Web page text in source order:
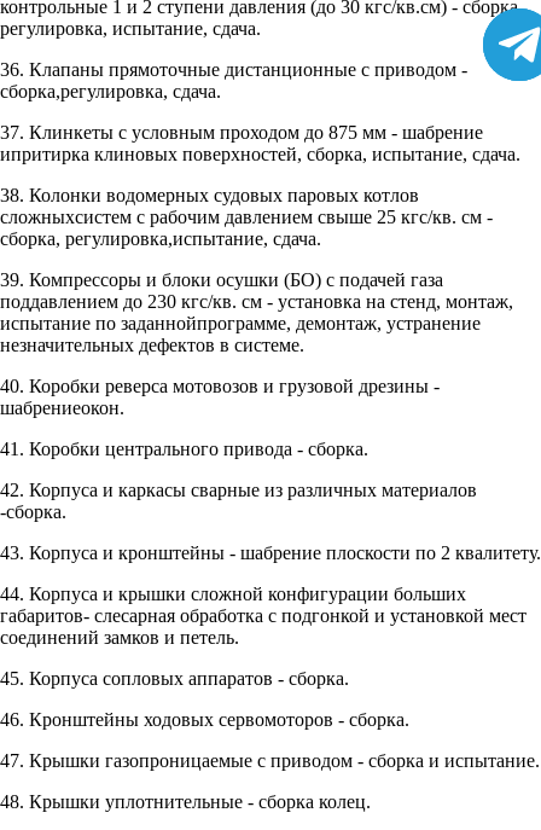
контрольные 1 и 2 ступени давления (до 30 кгс/кв.см) - сборка,
регулировка, испытание, сдача.
36. Клапаны прямоточные дистанционные с приводом -
сборка,регулировка, сдача.
37. Клинкеты с условным проходом до 875 мм - шабрение
ипритирка клиновых поверхностей, сборка, испытание, сдача.
38. Колонки водомерных судовых паровых котлов
сложныхсистем с рабочим давлением свыше 25 кгс/кв. см -
сборка, регулировка,испытание, сдача.
39. Компрессоры и блоки осушки (БО) с подачей газа
поддавлением до 230 кгс/кв. см - установка на стенд, монтаж,
испытание по заданнойпрограмме, демонтаж, устранение
незначительных дефектов в системе.
40. Коробки реверса мотовозов и грузовой дрезины -
шабрениеокон.
41. Коробки центрального привода - сборка.
42. Корпуса и каркасы сварные из различных материалов
-сборка.
43. Корпуса и кронштейны - шабрение плоскости по 2 квалитету.
44. Корпуса и крышки сложной конфигурации больших
габаритов- слесарная обработка с подгонкой и установкой мест
соединений замков и петель.
45. Корпуса сопловых аппаратов - сборка.
46. Кронштейны ходовых сервомоторов - сборка.
47. Крышки газопроницаемые с приводом - сборка и испытание.
48. Крышки уплотнительные - сборка колец.